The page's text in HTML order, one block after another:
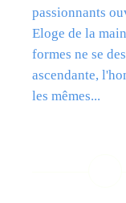
passionnants
Eloge de la
formes ne se
ascendante,
les mêmes...